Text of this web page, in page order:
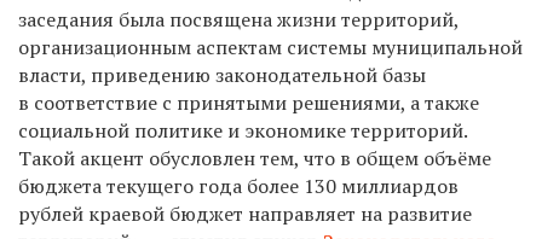
заседания была посвящена жизни территорий,
организационным аспектам системы муниципальной
власти, приведению законодательной базы
в соответствие с принятыми решениями, а также
социальной политике и экономике территорий.
Такой акцент обусловлен тем, что в общем объёме
бюджета текущего года более 130 миллиардов
рублей краевой бюджет направляет на развитие